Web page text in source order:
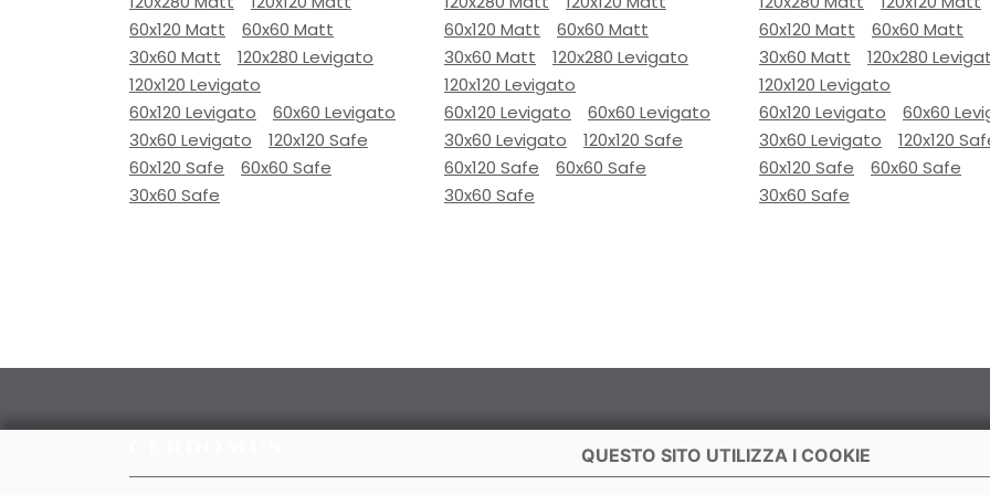
60x120 Matt
60x60 Matt
30x60 Matt
120x280 Levigato
120x120 Levigato
60x120 Levigato
60x60 Levigato
30x60 Levigato
120x120 Safe
60x120 Safe
60x60 Safe
30x60 Safe
60x120 Matt
60x60 Matt
30x60 Matt
120x280 Levigato
120x120 Levigato
60x120 Levigato
60x60 Levigato
30x60 Levigato
120x120 Safe
60x120 Safe
60x60 Safe
30x60 Safe
60x120 Matt
60x60 Matt
30x60 Matt
120x280
120x120 Levigato
60x120 Levigato
60x60
30x60 Levigato
120x120
60x120 Safe
60x60 Safe
30x60 Safe
QUESTO SITO UTILIZZA I COOKIE